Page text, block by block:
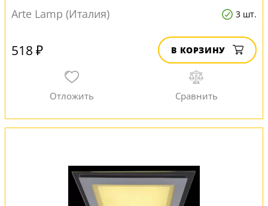
Arte Lamp (Италия)
3 шт.
518 ₽ В КОРЗИНУ